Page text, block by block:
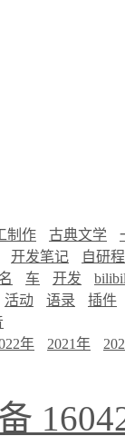
制作 古典文学
开发笔记
自研
车 开发
活动 语录
插件
年 2021年